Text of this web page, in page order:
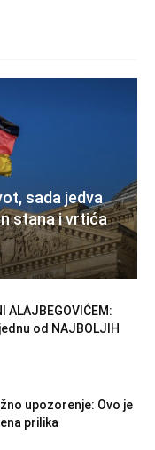
sada jedva
stana i vrtića
ALAJBEGOVIĆEM:
od NAJBOLJIH
upozorenje: Ovo je
prilika